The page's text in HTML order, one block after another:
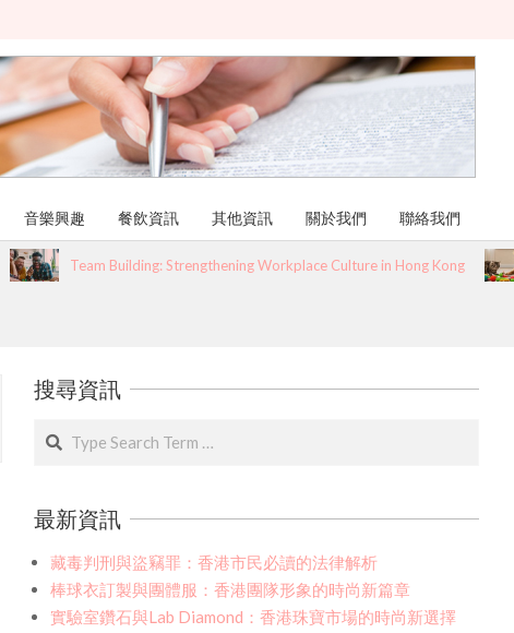
音樂興趣 餐飲資訊 其他資訊 關於我們 聯絡我們
Team Building: Strengthening Workplace Culture in Hong Kong
搜尋資訊
Search
最新資訊
藏毒判刑與盜竊罪：香港市民必讀的法律解析
棒球衣訂製與團體服：香港團隊形象的時尚新篇章
實驗室鑽石與Lab Diamond：香港珠寶市場的時尚新選擇